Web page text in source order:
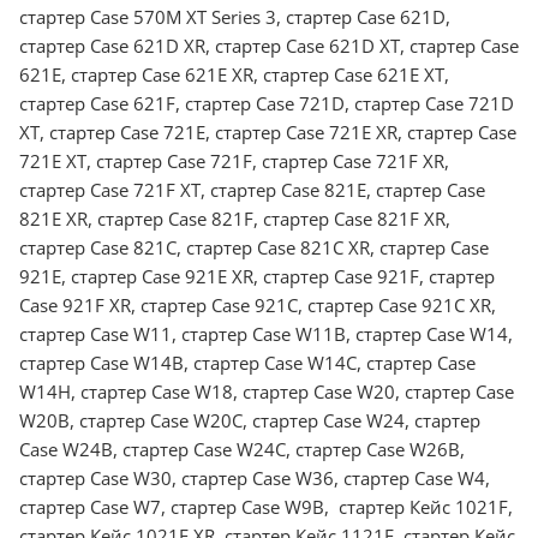
стартер Case 570M XT Series 3, стартер Case 621D,
стартер Case 621D XR, стартер Case 621D XT, стартер Case
621E, стартер Case 621E XR, стартер Case 621E XT,
стартер Case 621F, стартер Case 721D, стартер Case 721D
XT, стартер Case 721E, стартер Case 721E XR, стартер Case
721E XT, стартер Case 721F, стартер Case 721F XR,
стартер Case 721F XT, стартер Case 821E, стартер Case
821E XR, стартер Case 821F, стартер Case 821F XR,
стартер Case 821С, стартер Case 821С ХR, стартер Case
921E, стартер Case 921E XR, стартер Case 921F, стартер
Case 921F XR, стартер Case 921С, стартер Case 921С XR,
стартер Case W11, стартер Case W11B, стартер Case W14,
стартер Case W14B, стартер Case W14C, стартер Case
W14H, стартер Case W18, стартер Case W20, стартер Case
W20B, стартер Case W20C, стартер Case W24, стартер
Case W24B, стартер Case W24C, стартер Case W26B,
стартер Case W30, стартер Case W36, стартер Case W4,
стартер Case W7, стартер Case W9B, стартер Кейс 1021F,